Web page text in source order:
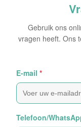
Gebruik ons
vragen heeft. Ons
E-mail *
Telefoon/